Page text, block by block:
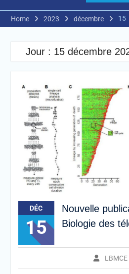
Home 2023 décembre 15
Jour : 15 décembre
DÉC
15
Nouvelle
Biologie des
LBMCE